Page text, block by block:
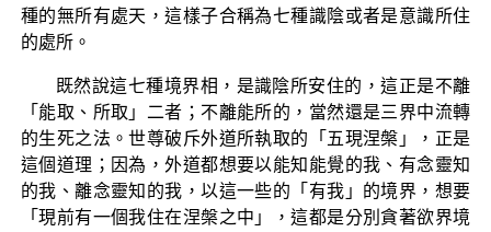
種的無所有處天，這樣子合稱為七種識陰或者是意識所住
的處所。
既然說這七種境界相，是識陰所安住的，這正是不離
「能取、所取」二者；不離能所的，當然還是三界中流轉
的生死之法。世尊破斥外道所執取的「五現涅槃」，正是
這個道理；因為，外道都想要以能知能覺的我、有念靈知
的我、離念靈知的我，以這一些的「有我」的境界，想要
「現前有一個我住在涅槃之中」，這都是分別貪著欲界境